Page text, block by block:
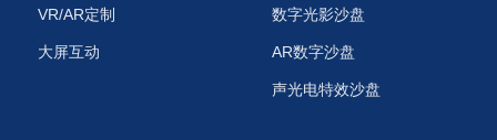
VR/AR定制
大屏互动
数字光影沙盘
AR数字沙盘
声光电特效沙盘‌